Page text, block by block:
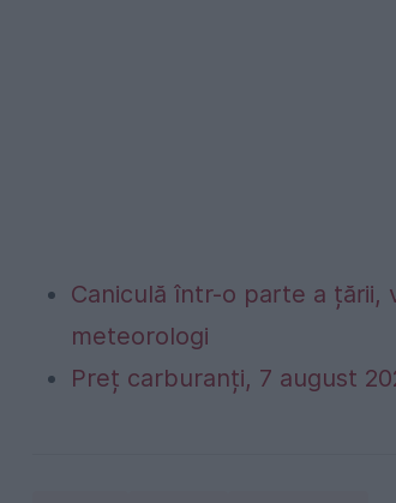
Caniculă într-o parte a
meteorologi
Preț carburanți, 7 august